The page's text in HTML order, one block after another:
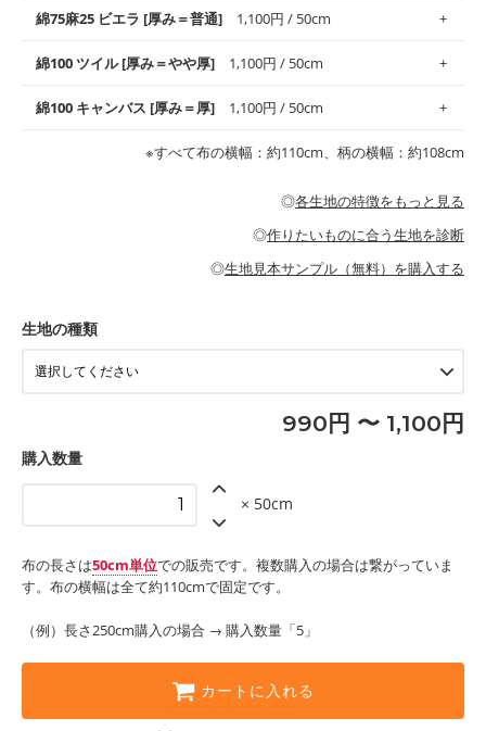
般にお使いいただけます。
※レッスンバッグ、上履き袋などの通園通学グッズにはツイル生
・布団カバーなどの寝具、カーテン
柔らかくふんわりとした肌触りが特徴です。ベビー用品やハンカ
チなど直接肌に触れるアイテムに最適です。高い吸湿性・通気性
す。
・スタイ、おくるみなどのベビーグッズ
・ブラウス、チュニック、ワンピースなどの洋服
・パジャマなどの寝具
上質で薄手の平織りの生地です。軽やかさとなめらかな手触りの
良さが魅力。透け感があるので、涼しげなトップスなどに最適で
・ブラウス、シャツ、チュニックなどのトップス
綿75麻25 ビエラ [厚み＝普通] 1,100円 / 50cm
コットン75％リネン25％の当店のビエラ生地は、オックス生地よ
りもふんわりとした柔らかい質感と適度な落ち感を感じられるの
綿100 ツイル [厚み＝やや厚] 1,100円 / 50cm
綾織りの生地です。しっかりとした張りと厚みがありながらも柔
らかいのが特徴です。生地の厚みは中厚手です。1枚でも透け感
・カーテン、エプロン、テーブルクロスなどの暮らしのアイテム
・パンツ、タックスカートなどのボトムス
もっと詳しく見る
綿100 キャンバス [厚み＝厚] 1,100円 / 50cm
耐久性があります。トートバッグ・ポーチ・ペンケースなどの布
小物、インテリア用品に向いています。
・工作用エプロン
もっと詳しく見る
※すべて布の横幅：約110cm、柄の横幅：約108cm
◎各生地の特徴をもっと見る
◎作りたいものに合う生地を診断
◎生地見本サンプル（無料）を購入する
生地の種類
990円 〜 1,100円
購入数量
× 50cm
布の長さは50cm単位での販売です。複数購入の場合は繋がっていま
す。布の横幅は全て約110cmで固定です。
（例）長さ250cm購入の場合 → 購入数量「5」
カートに入れる